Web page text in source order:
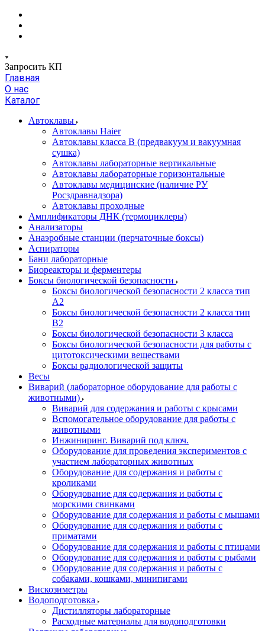
Запросить КП
Главная
О нас
Каталог
Автоклавы
Автоклавы Haier
Автоклавы класса B (предвакуум и вакуумная
сушка)
Автоклавы лабораторные вертикальные
Автоклавы лабораторные горизонтальные
Автоклавы медицинские (наличие РУ
Росздравнадзора)
Автоклавы проходные
Амплификаторы ДНК (термоциклеры)
Анализаторы
Анаэробные станции (перчаточные боксы)
Аспираторы
Бани лабораторные
Биореакторы и ферментеры
Боксы биологической безопасности
Боксы биологической безопасности 2 класса тип
A2
Боксы биологической безопасности 2 класса тип
B2
Боксы биологической безопасности 3 класса
Боксы биологической безопасности для работы с
цитотоксическими веществами
Боксы радиологической защиты
Весы
Виварий (лабораторное оборудование для работы с
животными)
Виварий для содержания и работы с крысами
Вспомогательное оборудование для работы с
животными
Инжиниринг. Виварий под ключ.
Оборудование для проведения экспериментов с
участием лабораторных животных
Оборудование для содержания и работы с
кроликами
Оборудование для содержания и работы с
морскими свинками
Оборудование для содержания и работы с мышами
Оборудование для содержания и работы с
приматами
Оборудование для содержания и работы с птицами
Оборудование для содержания и работы с рыбами
Оборудование для содержания и работы с
собаками, кошками, минипигами
Вискозиметры
Водоподготовка
Дистилляторы лабораторные
Расходные материалы для водоподготовки